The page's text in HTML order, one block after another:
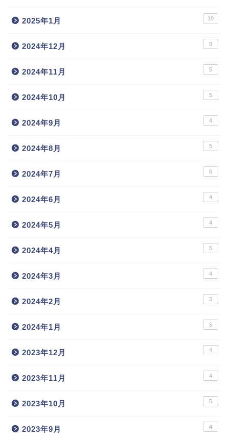
2025年1月 10
2024年12月 9
2024年11月 5
2024年10月 5
2024年9月 4
2024年8月 5
2024年7月 6
2024年6月 4
2024年5月 4
2024年4月 5
2024年3月 4
2024年2月 3
2024年1月 5
2023年12月 4
2023年11月 4
2023年10月 5
2023年9月 4